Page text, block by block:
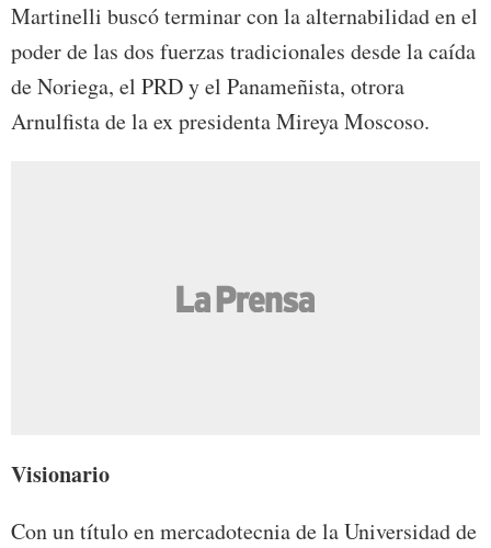
Martinelli buscó terminar con la alternabilidad en el
poder de las dos fuerzas tradicionales desde la caída
de Noriega, el PRD y el Panameñista, otrora
Arnulfista de la ex presidenta Mireya Moscoso.
Visionario
Con un título en mercadotecnia de la Universidad de